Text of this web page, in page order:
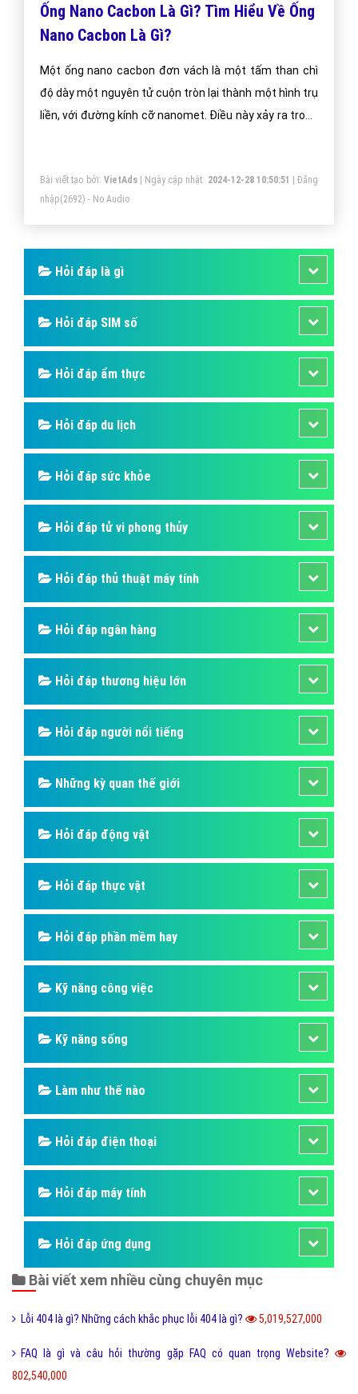
Ống Nano Cacbon Là Gì? Tìm Hiểu Về Ống
Nano Cacbon Là Gì?
Một ống nano cacbon đơn vách là một tấm than chì
độ dày một nguyên tử cuộn tròn lại thành một hình trụ
liền, với đường kính cỡ nanomet. Điều này xảy ra trong
Bài viết tạo bởi: VietAds| Ngày cập nhật: 2024-12-28 10:50:51 |Đăng
nhập(2692) - No Audio
Hỏi đáp là gì
Hỏi đáp SIM số
Hỏi đáp ẩm thực
Hỏi đáp du lịch
Hỏi đáp sức khỏe
Hỏi đáp tử vi phong thủy
Hỏi đáp thủ thuật máy tính
Hỏi đáp ngân hàng
Hỏi đáp thương hiệu lớn
Hỏi đáp người nổi tiếng
Những kỳ quan thế giới
Hỏi đáp động vật
Hỏi đáp thực vật
Hỏi đáp phần mềm hay
Kỹ năng công việc
Kỹ năng sống
Làm như thế nào
Hỏi đáp điện thoại
Hỏi đáp máy tính
Hỏi đáp ứng dụng
Bài viết xem nhiều cùng chuyên mục
Lỗi 404 là gì? Những cách khắc phục lỗi 404 là gì? 5,019,527,000
FAQ là gì và câu hỏi thường gặp FAQ có quan trọng Website?
802,540,000